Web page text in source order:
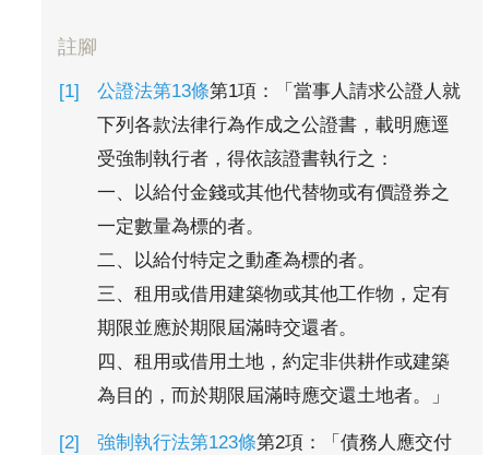
註腳
公證法第13條第1項：「當事人請求公證人就
下列各款法律行為作成之公證書，載明應逕
受強制執行者，得依該證書執行之：
一、以給付金錢或其他代替物或有價證券之
一定數量為標的者。
二、以給付特定之動產為標的者。
三、租用或借用建築物或其他工作物，定有
期限並應於期限屆滿時交還者。
四、租用或借用土地，約定非供耕作或建築
為目的，而於期限屆滿時應交還土地者。」
強制執行法第123條第2項：「債務人應交付